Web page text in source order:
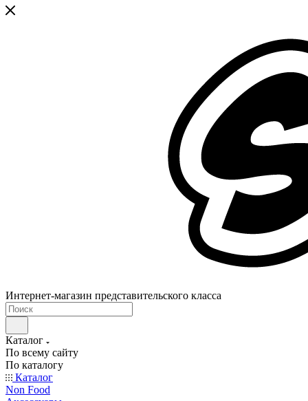
Интернет-магазин представительского класса
Каталог
По всему сайту
По каталогу
Каталог
Non Food